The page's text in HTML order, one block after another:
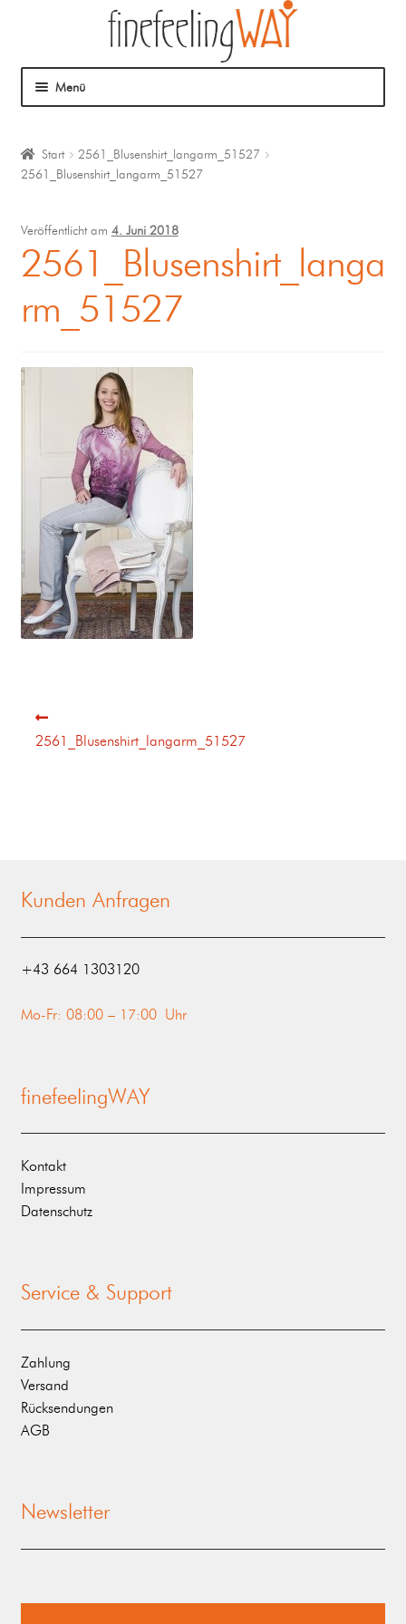
Menü
Mein Angebot
Coaching
Klangmassage
Start
2561_Blusenshirt_langarm_51527
2561_Blusenshirt_langarm_51527
Veröffentlicht am 4. Juni 2018
2561_Blusenshirt_langa
rm_51527
2561_Blusenshirt_langarm_51527
Kunden Anfragen
‭+43 664 1303120‬
Mo-Fr: 08:00 – 17:00 Uhr
finefeelingWAY
Kontakt
Impressum
Datenschutz
Service & Support
Zahlung
Versand
Rücksendungen
AGB
Newsletter